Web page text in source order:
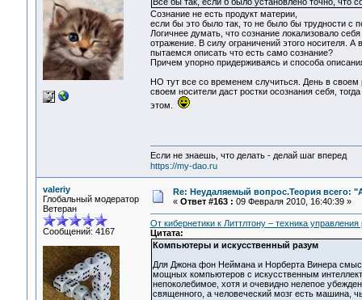
Сознание не есть продукт материи,
если бы это было так, то не было бы трудности с
Логичнее думать, что сознание локализовало
отражение. В силу ограничений этого носителя.
пытаемся описать что есть само сознание?
Причем упорно придерживаясь и способа
НО тут все со временем случиться. День в
своем носители даст ростки осознания себя,
этом.
Если не знаешь, что делать - делай шаг вперед
https://my-dao.ru
valeriy
Глобальный модератор
Ветеран
Сообщений: 4167
Re: Неудаляемый вопрос.Теория всего:
« Ответ #163 : 09 Февраля 2010, 16:40:39 »
От кибернетики к Литтлтону – техника
Цитата:
Компьютеры и искусственный разум
Для Джона фон Неймана и Норберта Винера
мощных компьютеров с искусственным
непоколебимое, хотя и очевидно нелепое
священного, а человеческий мозг есть машина,